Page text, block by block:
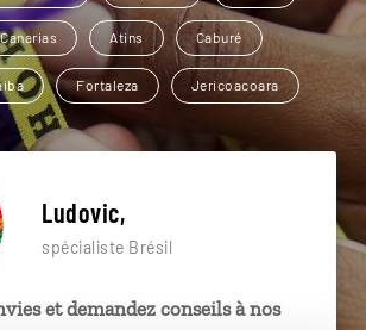
Atins Caburé
Fortaleza Jericoacoara
Ludovic,
spécialiste Brésil
et demandez conseils à nos